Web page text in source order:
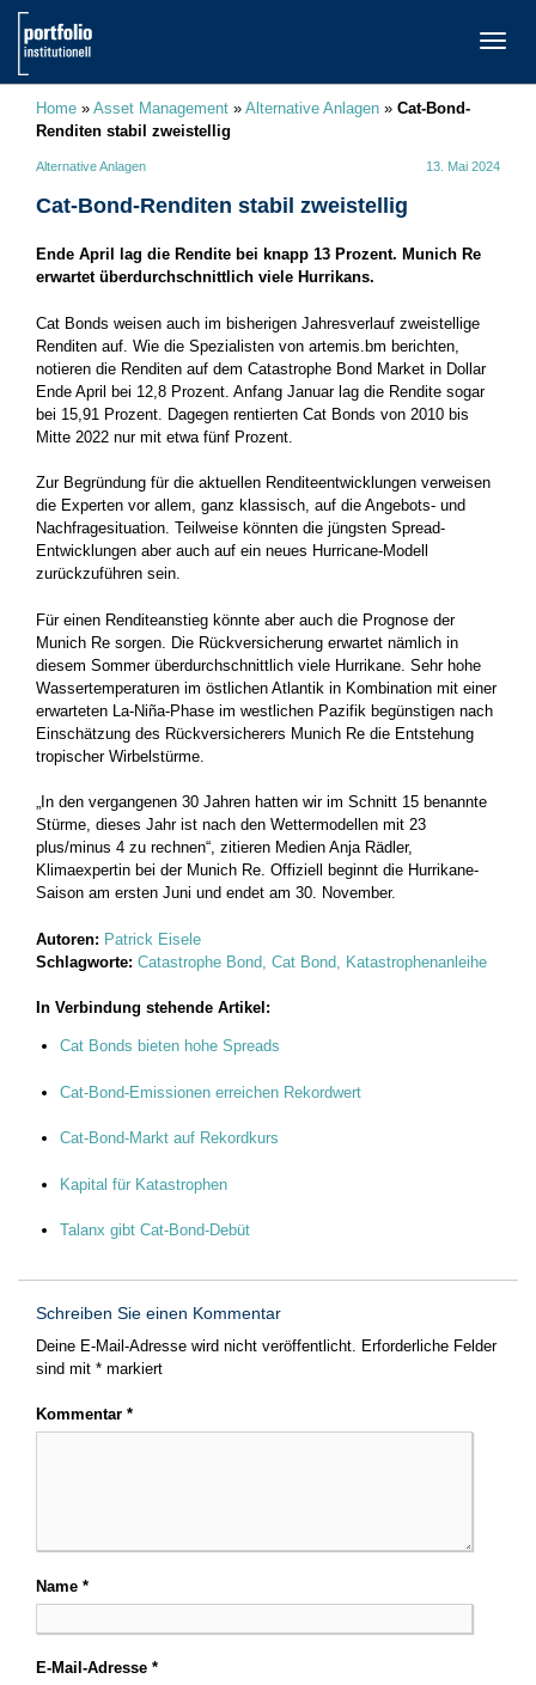
Home » Asset Management » Alternative Anlagen » Cat-Bond-
Renditen stabil zweistellig
Alternative Anlagen 13. Mai 2024
Cat-Bond-Renditen stabil zweistellig
Ende April lag die Rendite bei knapp 13 Prozent. Munich Re
erwartet überdurchschnittlich viele Hurrikans.
Cat Bonds weisen auch im bisherigen Jahresverlauf zweistellige
Renditen auf. Wie die Spezialisten von artemis.bm berichten,
notieren die Renditen auf dem Catastrophe Bond Market in Dollar
Ende April bei 12,8 Prozent. Anfang Januar lag die Rendite sogar
bei 15,91 Prozent. Dagegen rentierten Cat Bonds von 2010 bis
Mitte 2022 nur mit etwa fünf Prozent.
Zur Begründung für die aktuellen Renditeentwicklungen verweisen
die Experten vor allem, ganz klassisch, auf die Angebots- und
Nachfragesituation. Teilweise könnten die jüngsten Spread-
Entwicklungen aber auch auf ein neues Hurricane-Modell
zurückzuführen sein.
Für einen Renditeanstieg könnte aber auch die Prognose der
Munich Re sorgen. Die Rückversicherung erwartet nämlich in
diesem Sommer überdurchschnittlich viele Hurrikane. Sehr hohe
Wassertemperaturen im östlichen Atlantik in Kombination mit einer
erwarteten La-Niña-Phase im westlichen Pazifik begünstigen nach
Einschätzung des Rückversicherers Munich Re die Entstehung
tropischer Wirbelstürme.
„In den vergangenen 30 Jahren hatten wir im Schnitt 15 benannte
Stürme, dieses Jahr ist nach den Wettermodellen mit 23
plus/minus 4 zu rechnen“, zitieren Medien Anja Rädler,
Klimaexpertin bei der Munich Re. Offiziell beginnt die Hurrikane-
Saison am ersten Juni und endet am 30. November.
Autoren: Patrick Eisele
Schlagworte: Catastrophe Bond, Cat Bond, Katastrophenanleihe
In Verbindung stehende Artikel:
Cat Bonds bieten hohe Spreads
Cat-Bond-Emissionen erreichen Rekordwert
Cat-Bond-Markt auf Rekordkurs
Kapital für Katastrophen
Talanx gibt Cat-Bond-Debüt
Schreiben Sie einen Kommentar
Deine E-Mail-Adresse wird nicht veröffentlicht. Erforderliche Felder
sind mit * markiert
Kommentar *
Name *
E-Mail-Adresse *